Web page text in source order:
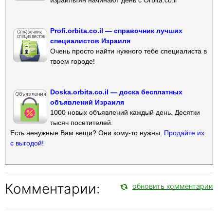
Profi.orbita.co.il — справочник лучших
специалистов Израиля
Очень просто найти нужного тебе специалиста в
твоем городе!
Doska.orbita.co.il — доска бесплатных
объявлений Израиля
1000 новых объявлений каждый день. Десятки
тысяч посетителей.
Есть ненужные Вам вещи? Они кому-то нужны. Продайте их
с выгодой!
Комментарии: обновить комментарии